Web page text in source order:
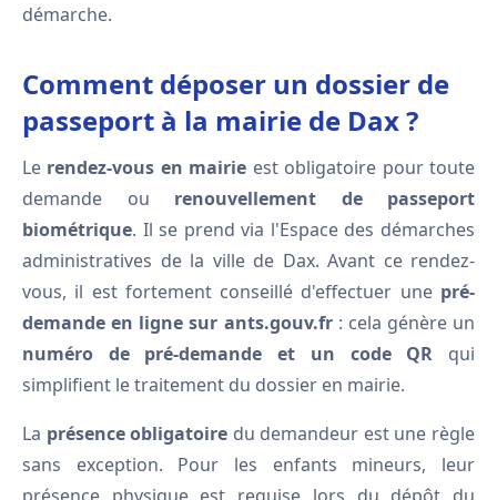
démarche.
Comment déposer un dossier de
passeport à la mairie de Dax ?
Le rendez-vous en mairie est obligatoire pour toute
demande ou renouvellement de passeport
biométrique. Il se prend via l'Espace des démarches
administratives de la ville de Dax. Avant ce rendez-
vous, il est fortement conseillé d'effectuer une pré-
demande en ligne sur ants.gouv.fr: cela génère un
numéro de pré-demande et un code QR qui
simplifient le traitement du dossier en mairie.
La présence obligatoire du demandeur est une règle
sans exception. Pour les enfants mineurs, leur